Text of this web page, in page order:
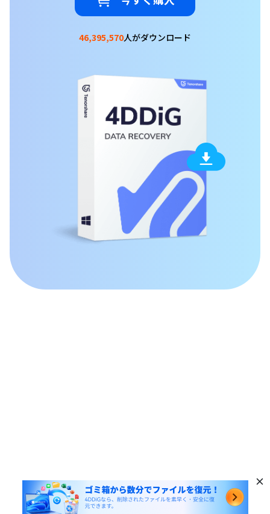
46,395,573人がダウンロード